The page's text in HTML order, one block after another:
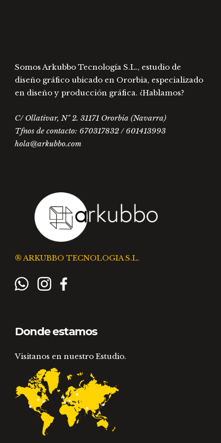
Somos Arkubbo Tecnología S.L., estudio de
diseño gráfico ubicado en Ororbia, especializado
en diseño y producción gráfica. ¿Hablamos?
C/ Ollativar, Nº 2. 31171 Ororbia (Navarra)
Tfnos de contacto: 670317832 / 601413993
hola@arkubbo.com
® ARKUBBO TECNOLOGIA S.L.
Donde estamos
Visitanos en nuestro Estudio.